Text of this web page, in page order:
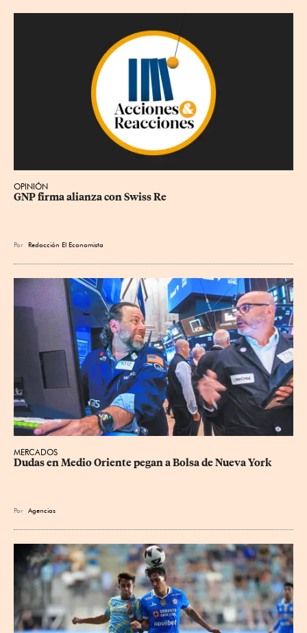
OPINIÓN
GNP firma alianza con Swiss Re
Por Redacción El Economista
MERCADOS
Dudas en Medio Oriente pegan a Bolsa de Nueva York
Por Agencias